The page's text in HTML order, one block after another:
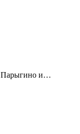
Парыгино и…